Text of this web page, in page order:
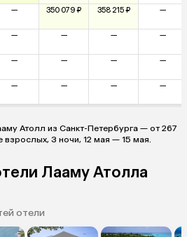
— 350 079 ₽ 358 215 ₽ —
— — — —
— — — —
— — — —
Атолл из Санкт-Петербурга — от 267
взрослых, 3 ночи, 12 мая — 15 мая.
Лааму Атолла
отели